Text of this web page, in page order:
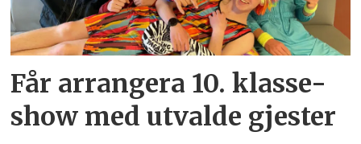
Får arrangera 10. klasse-
show med utvalde gjester